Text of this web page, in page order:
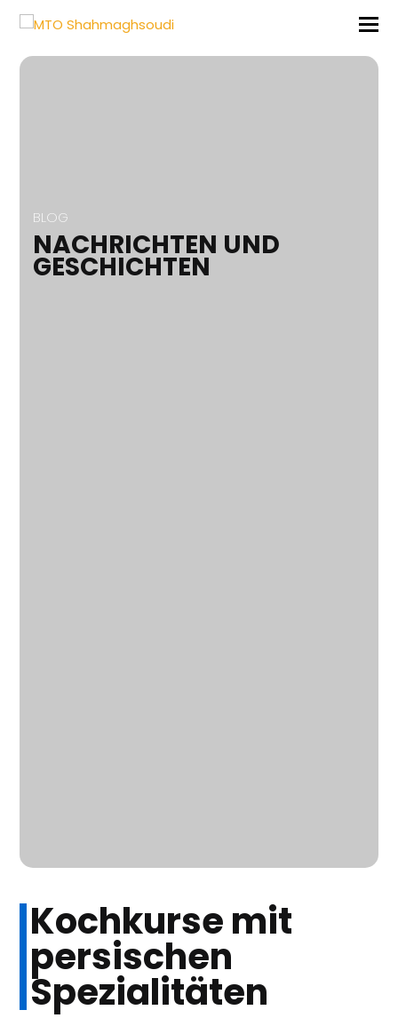
BLOG
NACHRICHTEN UND
GESCHICHTEN
Kochkurse mit
persischen
Spezialitäten